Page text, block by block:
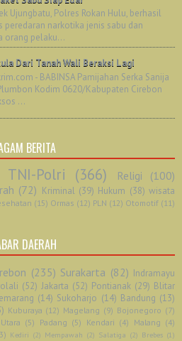
Ujungbatu, Polres Rokan Hulu, berhasil
peredaran narkotika jenis sabu dan
orang pelaku...
Dari Tanah Wali Beraksi Lagi
- BABINSA Pamijahan Serka Sanija
Kodim 0620/Kabupaten Cirebon
...
BERITA
TNI-Polri (366) Religi
(100)
(72) Kriminal (39) Hukum (38) wisata
(15) Ormas (12) PLN (12) Otomotif (11)
DAERAH
(235) Surakarta (82) Indramayu
(52) Jakarta (52) Pontianak (29) Blitar
(14) Sukoharjo (14) Bandung (13)
Kuburaya (12) Magelang (9) Bojonegoro (7)
(5) Padang (5) Kendari (4) Malang (4)
Kediri (2) Mempawah (2) Salatiga (2) Brebes (1)